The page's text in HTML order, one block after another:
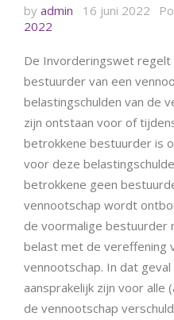
by admin 16 juni 2022
2022
De Invorderingswet regelt
bestuurder van een
belastingschulden van de
zijn ontstaan voor of
betrokkene bestuurder is
voor deze
betrokkene geen
vennootschap wordt
de voormalige bestuurder
belast met de vereffening
vennootschap. In dat
aansprakelijk zijn voor alle
de vennootschap